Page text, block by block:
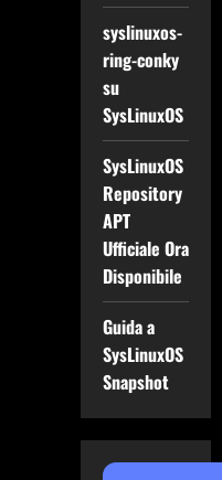
syslinuxos-
ring-conky
su
SysLinuxOS
SysLinuxOS
Repository
APT
Ufficiale Ora
Disponibile
Guida a
SysLinuxOS
Snapshot